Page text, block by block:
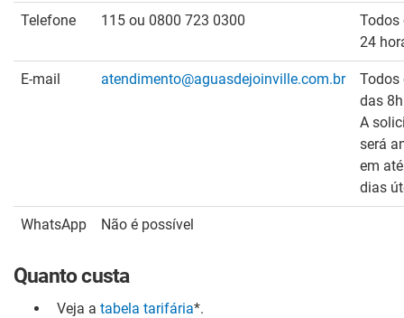
Telefone 115 ou 0800 723 0300
Todos
24
E-mail atendimento@aguasdejoinville.com.br
Todos
das
A
será
em
dias
WhatsApp Não é possível
Quanto custa
Veja a tabela tarifária*.